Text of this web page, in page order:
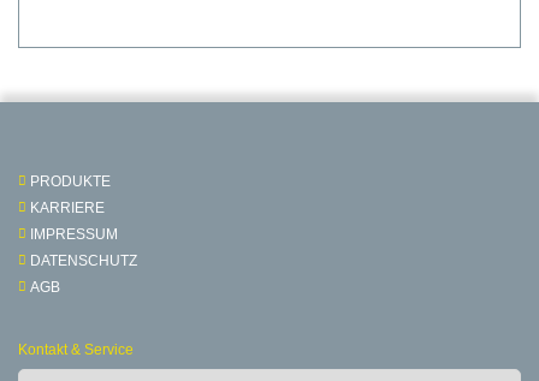
PRODUKTE
KARRIERE
IMPRESSUM
DATENSCHUTZ
AGB
Kontakt & Service